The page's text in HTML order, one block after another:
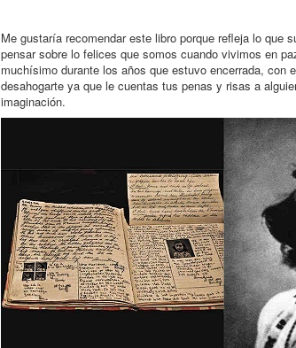
Me gustaría recomendar este libro porque refleja lo que
pensar sobre lo felices que somos cuando vivimos en
muchísimo durante los años que estuvo encerrada, con
desahogarte ya que le cuentas tus penas y risas a
imaginación.